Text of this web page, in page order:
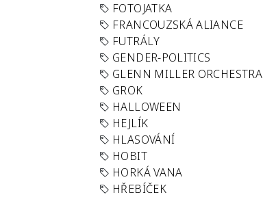
FOTOJATKA
FRANCOUZSKÁ ALIANCE
FUTRÁLY
GENDER-POLITICS
GLENN MILLER ORCHESTRA
GROK
HALLOWEEN
HEJLÍK
HLASOVÁNÍ
HOBIT
HORKÁ VANA
HŘEBÍČEK